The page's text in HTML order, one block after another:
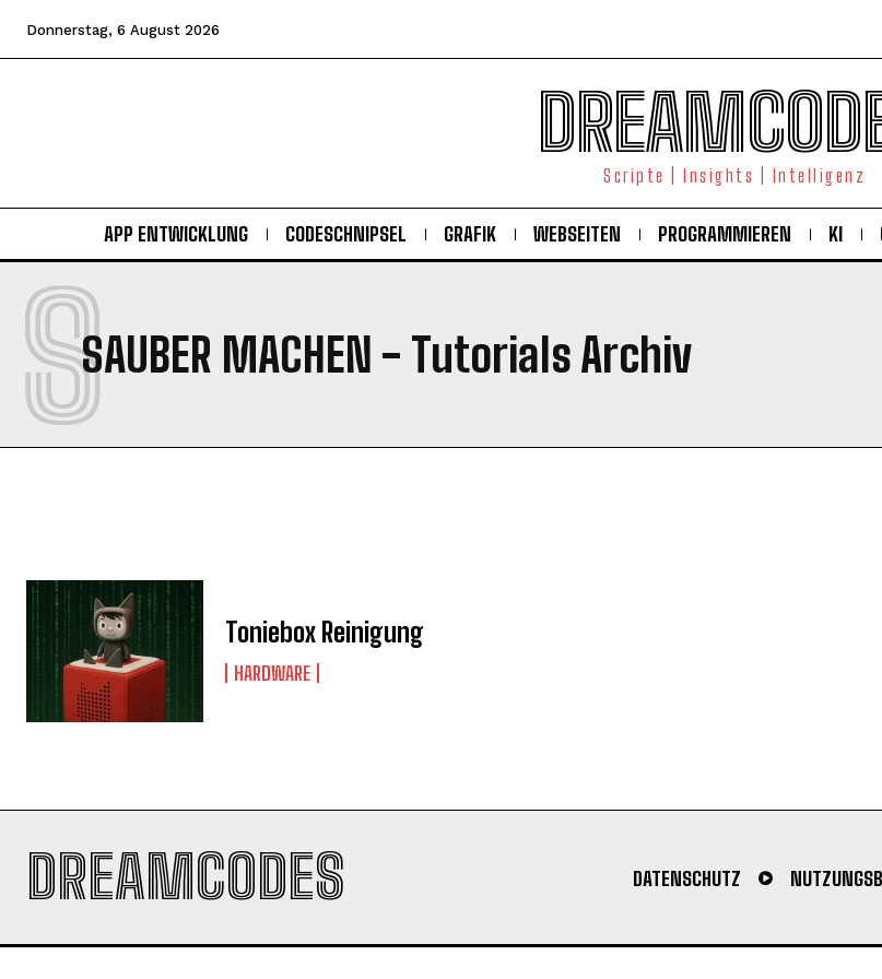
Donnerstag, 6 August 2026
Scripte | Insights | Intelligenz
APP ENTWICKLUNG CODESCHNIPSEL GRAFIK WEBSEITEN PROGRAMMIEREN KI
SAUBER MACHEN
S - Tutorials Archiv
Toniebox Reinigung
HARDWARE
DREAMCODES DATENSCHUTZ